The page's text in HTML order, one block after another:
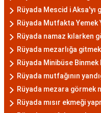
Rüyada Mescid i Aksa'yı
Rüyada Mutfakta Yemek
Rüyada namaz kılarken
Rüyada mezarlığa
Rüyada Minibüse
Rüyada mutfağının
Rüyada mezara görmek
Rüyada mısır ekmeği